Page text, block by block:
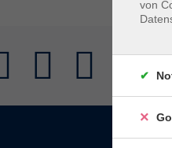
AGB
von